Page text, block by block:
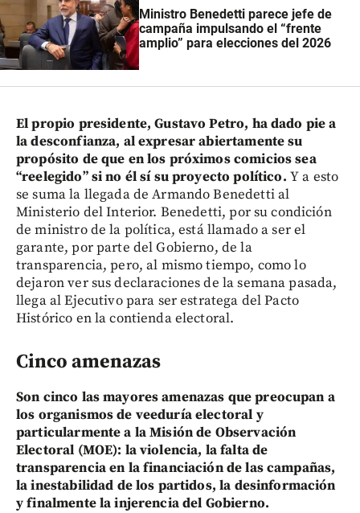
Ministro Benedetti parece jefe de
campaña impulsando el “frente
amplio” para elecciones del 2026
El propio presidente, Gustavo Petro, ha dado pie a
la desconfianza, al expresar abiertamente su
propósito de que en los próximos comicios sea
“reelegido” si no él sí su proyecto político. Y a esto
se suma la llegada de Armando Benedetti al
Ministerio del Interior. Benedetti, por su condición
de ministro de la política, está llamado a ser el
garante, por parte del Gobierno, de la
transparencia, pero, al mismo tiempo, como lo
dejaron ver sus declaraciones de la semana pasada,
llega al Ejecutivo para ser estratega del Pacto
Histórico en la contienda electoral.
Cinco amenazas
Son cinco las mayores amenazas que preocupan a
los organismos de veeduría electoral y
particularmente a la Misión de Observación
Electoral (MOE): la violencia, la falta de
transparencia en la financiación de las campañas,
la inestabilidad de los partidos, la desinformación
y finalmente la injerencia del Gobierno.